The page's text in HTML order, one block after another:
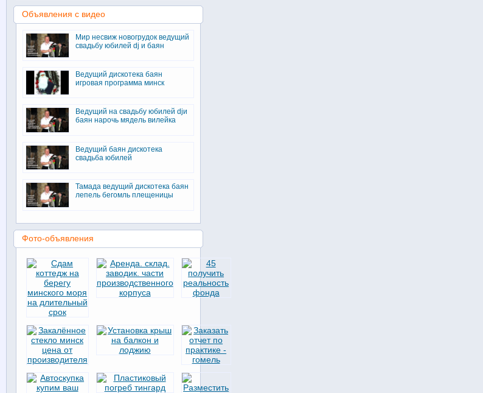
Объявления с видео
Мир несвиж новогрудок ведущий
свадьбу юбилей dj и баян
Ведущий дискотека баян
игровая программа минск
Ведущий на свадьбу юбилей djи
баян нарочь мядель вилейка
Ведущий баян дискотека
свадьба юбилей
Тамада ведущий дискотека баян
лепель бегомль плещеницы
Фото-объявления